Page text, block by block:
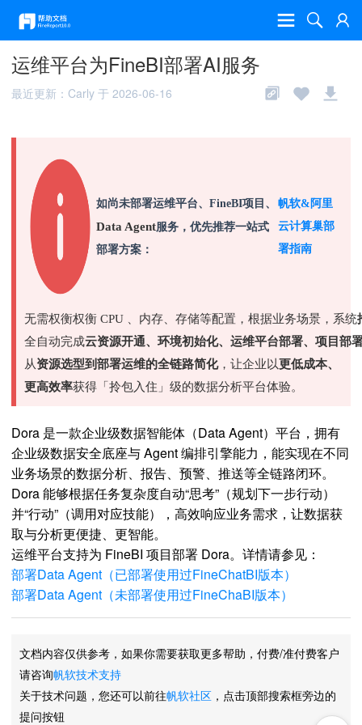
运维平台为FineBI部署AI服务
最近更新：Carly 于 2026-06-16
如尚未部署运维平台、FineBI项目、
Data Agent服务，优先推荐一站式
部署方案：
帆软&阿里
云计算巢部
署指南
无需权衡权衡 CPU 、内存、存储等配置，根据业务场景，系统
全自动完成云资源开通、环境初始化、运维平台部署、项目部
从资源选型到部署运维的全链路简化，让企业以更低成本、
更高效率获得「拎包入住」级的数据分析平台体验。
Dora 是一款企业级数据智能体（Data Agent）平台，拥有
企业级数据安全底座与 Agent 编排引擎能力，能实现在不同
业务场景的数据分析、报告、预警、推送等全链路闭环。
Dora 能够根据任务复杂度自动“思考”（规划下一步行动）
并“行动”（调用对应技能），高效响应业务需求，让数据获
取与分析更便捷、更智能。
运维平台支持为 FineBI 项目部署 Dora。详情请参见：
部署Data Agent（已部署使用过FineChatBI版本）
部署Data Agent（未部署使用过FineChaBI版本）
文档内容仅供参考，如果你需要获取更多帮助，付费/准付费客户
请咨询帆软技术支持
关于技术问题，您还可以前往帆软社区 ，点击顶部搜索框旁边的
提问按钮